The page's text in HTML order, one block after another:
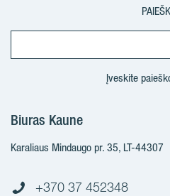
Įveskite
Biuras Kaune
Karaliaus Mindaugo pr. 35, LT-44307
+370 37 452348